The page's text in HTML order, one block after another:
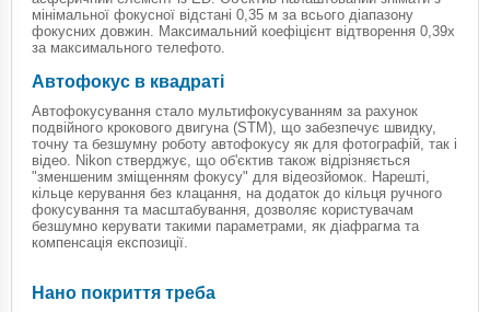
мінімальної фокусної відстані 0,35 м за всього діапазону
фокусних довжин. Максимальний коефіцієнт відтворення 0,39x
за максимального телефото.
Автофокус в квадраті
Автофокусування стало мультифокусуванням за рахунок
подвійного крокового двигуна (STM), що забезпечує швидку,
точну та безшумну роботу автофокусу як для фотографій, так і
відео. Nikon стверджує, що об'єктив також відрізняється
"зменшеним зміщенням фокусу" для відеозйомок. Нарешті,
кільце керування без клацання, на додаток до кільця ручного
фокусування та масштабування, дозволяє користувачам
безшумно керувати такими параметрами, як діафрагма та
компенсація експозиції.
Нано покриття треба